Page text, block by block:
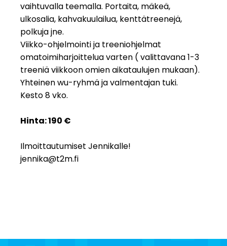
vaihtuvalla teemalla. Portaita, mäkeä,
ulkosalia, kahvakuulailua, kenttätreenejä,
polkuja jne.
Viikko-ohjelmointi ja treeniohjelmat
omatoimiharjoittelua varten ( valittavana 1-3
treeniä viikkoon omien aikataulujen mukaan).
Yhteinen wu-ryhmä ja valmentajan tuki.
Kesto 8 vko.
Hinta: 190 €
Ilmoittautumiset Jennikalle!
jennika@t2m.fi